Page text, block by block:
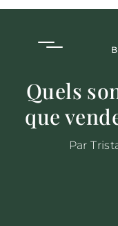
Quels
que
Par